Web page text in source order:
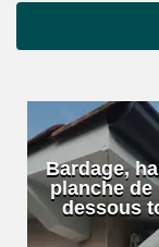
Bardage,
planche de
dessous